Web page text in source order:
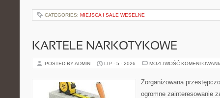
CATEGORIES: MIEJSCA I SALE WESELNE
KARTELE NARKOTYKOWE
POSTED BY ADMIN LIP - 5 - 2026 MOŻLIWOŚĆ
Zorganizowana
ogromne zainteresowanie